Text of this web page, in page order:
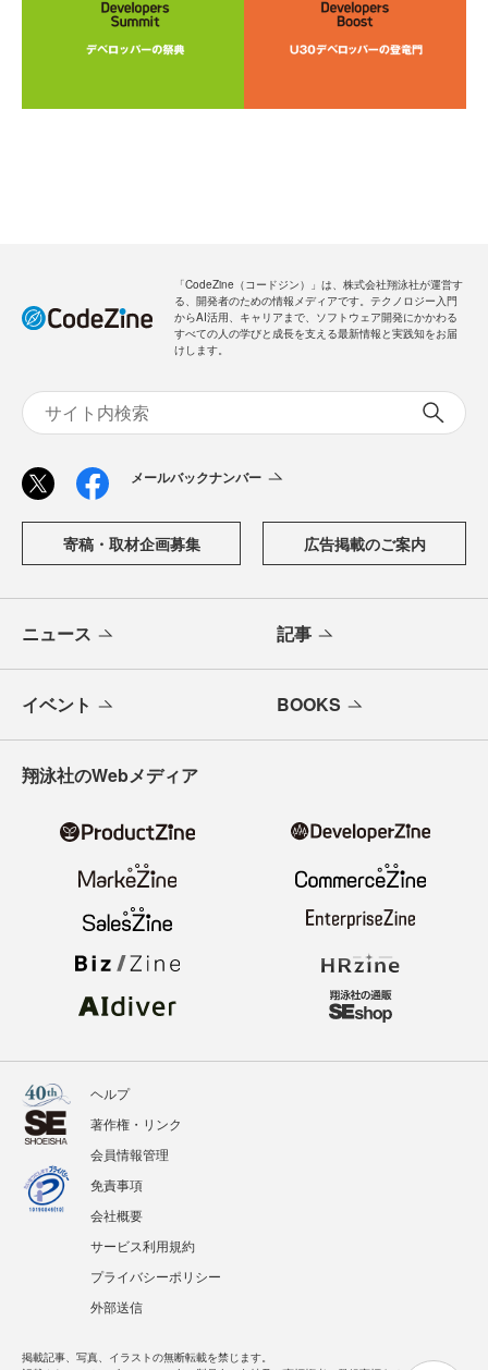
「CodeZine（コードジン）」は、株式会社翔泳社が運営す
る、開発者のための情報メディアです。テクノロジー入門
からAI活用、キャリアまで、ソフトウェア開発にかかわる
すべての人の学びと成長を支える最新情報と実践知をお届
けします。
メールバックナンバー
寄稿・取材企画募集 広告掲載のご案内
ニュース 記事
イベント BOOKS
翔泳社のWebメディア
ヘルプ
著作権・リンク
会員情報管理
免責事項
会社概要
サービス利用規約
プライバシーポリシー
外部送信
掲載記事、写真、イラストの無断転載を禁じます。